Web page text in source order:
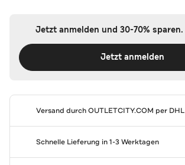
Jetzt anmelden und 30-70% sparen.
Jetzt anmelden
Versand durchOUTLETCITY.COM per DHL
Schnelle Lieferung in 1-3 Werktagen